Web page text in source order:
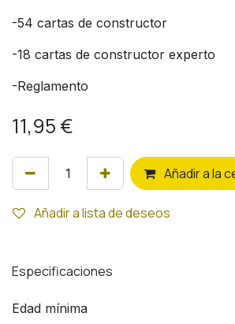
-54 cartas de constructor
-18 cartas de constructor experto
-Reglamento
11,95 €
Añadir a la
Añadir a lista de deseos
Especificaciones
Edad mínima